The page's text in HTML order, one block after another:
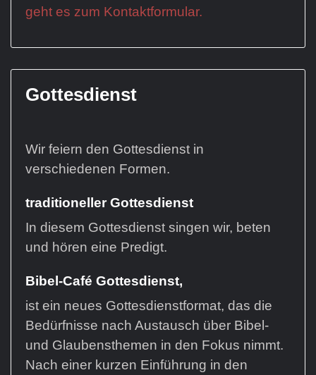
geht es zum Kontaktformular.
Gottesdienst
Wir feiern den Gottesdienst in
verschiedenen Formen.
traditioneller Gottesdienst
In diesem Gottesdienst singen wir, beten
und hören eine Predigt.
Bibel-Café Gottesdienst,
ist ein neues Gottesdienstformat, das die
Bedürfnisse nach Austausch über Bibel-
und Glaubensthemen in den Fokus nimmt.
Nach einer kurzen Einführung in den